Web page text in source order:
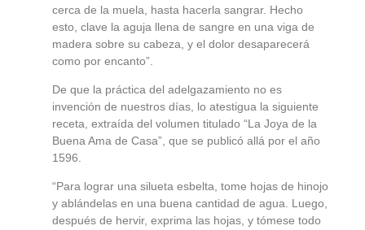
cerca de la muela, hasta hacerla sangrar. Hecho
esto, clave la aguja llena de sangre en una viga de
madera sobre su cabeza, y el dolor desaparecerá
como por encanto”.
De que la práctica del adelgazamiento no es
invención de nuestros días, lo atestigua la siguiente
receta, extraída del volumen titulado “La Joya de la
Buena Ama de Casa”, que se publicó allá por el año
1596.
“Para lograr una silueta esbelta, tome hojas de hinojo
y ablándelas en una buena cantidad de agua. Luego,
después de hervir, exprima las hojas, y tómese todo